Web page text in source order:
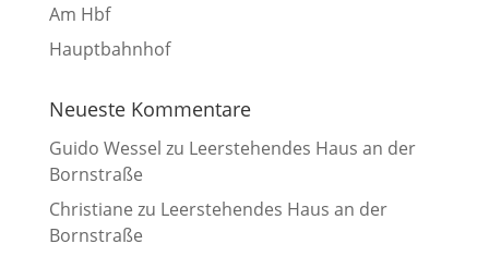
Am Hbf
Hauptbahnhof
Neueste Kommentare
Guido Wessel zu Leerstehendes Haus an der
Bornstraße
Christiane zu Leerstehendes Haus an der
Bornstraße